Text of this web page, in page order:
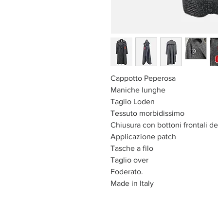
Cappotto Peperosa
Maniche lunghe
Taglio Loden
Tessuto morbidissimo
Chiusura con bottoni frontali
Applicazione patch
Tasche a filo
Taglio over
Foderato.
Made in Italy